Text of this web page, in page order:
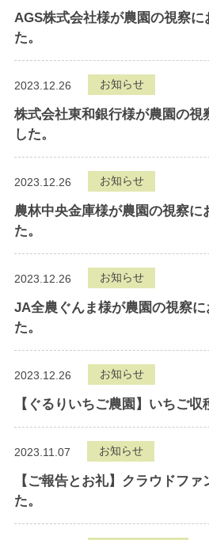
AGS株式会社様が農園の視察に
た。
2023.12.26 お知らせ
株式会社東和銀行様が農園の視
した。
2023.12.26 お知らせ
農林中央金庫様が農園の視察に
た。
2023.12.26 お知らせ
JA全農ぐんま様が農園の視察
た。
2023.12.26 お知らせ
【ぐるりいちご農園】いちご
2023.11.07 お知らせ
【ご報告とお礼】クラウドフ
た。